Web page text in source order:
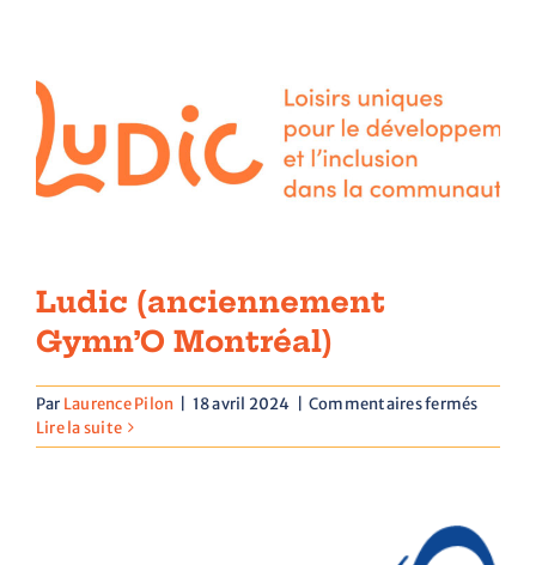
Nous joindre
Ludic (anciennement
Gymn’O Montréal)
Par Laurence Pilon 18 avril 2024 Commentaires ferméssur
Lire la suite